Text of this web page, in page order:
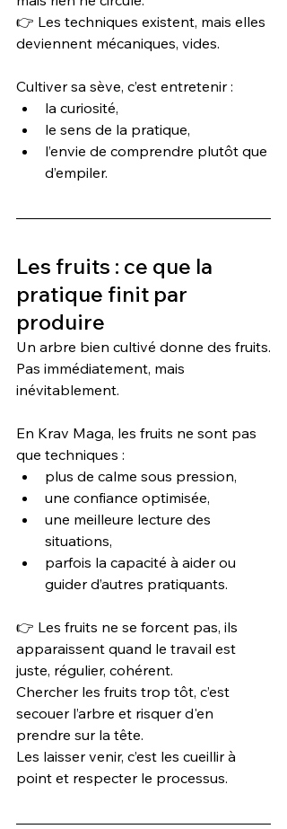
👉 Les techniques existent, mais elles
deviennent mécaniques, vides.
Cultiver sa sève, c’est entretenir :
la curiosité,
le sens de la pratique,
l’envie de comprendre plutôt que
d’empiler.
Les fruits : ce que la
pratique finit par
produire
Un arbre bien cultivé donne des fruits.
Pas immédiatement, mais
inévitablement.
En Krav Maga, les fruits ne sont pas
que techniques :
plus de calme sous pression,
une confiance optimisée,
une meilleure lecture des
situations,
parfois la capacité à aider ou
guider d’autres pratiquants.
👉 Les fruits ne se forcent pas, ils
apparaissent quand le travail est
juste, régulier, cohérent.
Chercher les fruits trop tôt, c’est
secouer l’arbre et risquer d'en
prendre sur la tête.
Les laisser venir, c’est les cueillir à
point et respecter le processus.